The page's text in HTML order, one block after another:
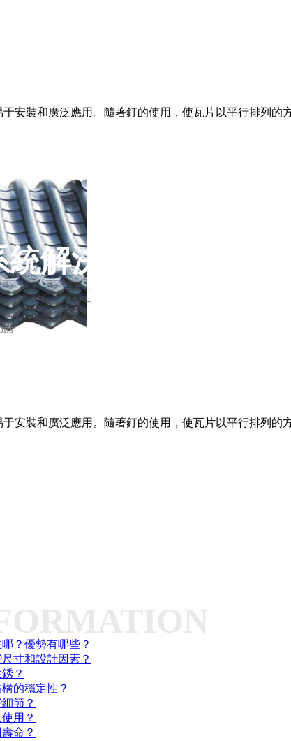
安裝和廣泛應用。隨著釘的使用，使瓦片以平行排列
安裝和廣泛應用。隨著釘的使用，使瓦片以平行排列
解決方案
？優勢有哪些？
寸和設計因素？
？
的穩定性？
節？
用？
命？